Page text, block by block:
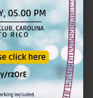
CIVIL
THE LOCAL
COURT
OF
ZOOM